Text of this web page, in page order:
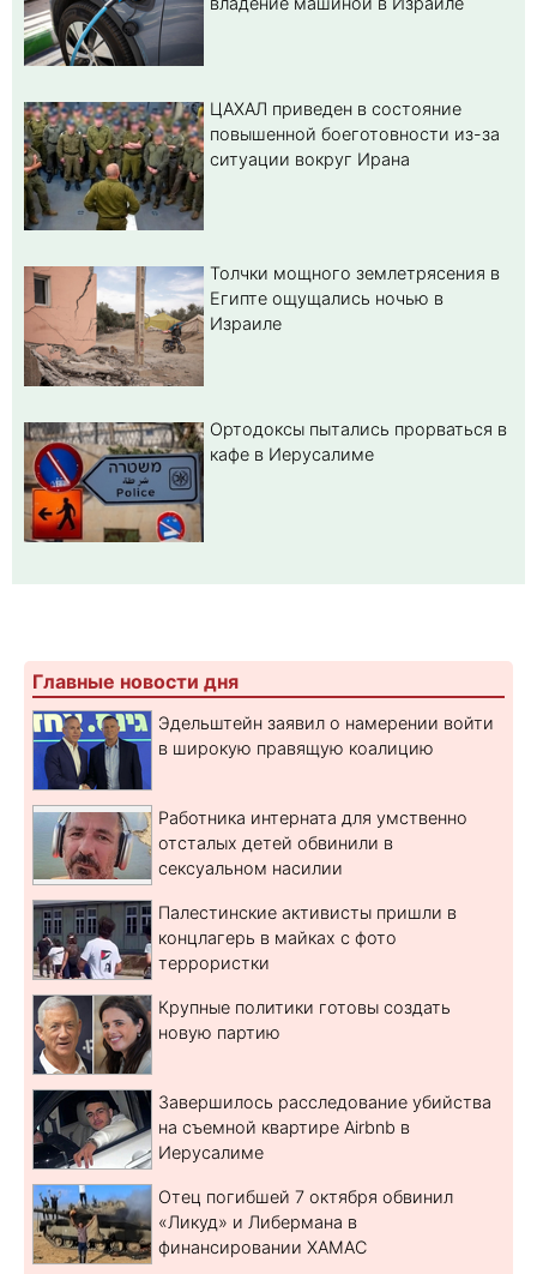
ЦАХАЛ приведен в состояние
повышенной боеготовности из-за
ситуации вокруг Ирана
Толчки мощного землетрясения в
Египте ощущались ночью в
Израиле
Ортодоксы пытались прорваться в
кафе в Иерусалиме
Главные новости дня
Эдельштейн заявил о намерении войти
в широкую правящую коалицию
Работника интерната для умственно
отсталых детей обвинили в
сексуальном насилии
Палестинские активисты пришли в
концлагерь в майках с фото
террористки
Крупные политики готовы создать
новую партию
Завершилось расследование убийства
на съемной квартире Airbnb в
Иерусалиме
Отец погибшей 7 октября обвинил
«Ликуд» и Либермана в
финансировании ХАМАС